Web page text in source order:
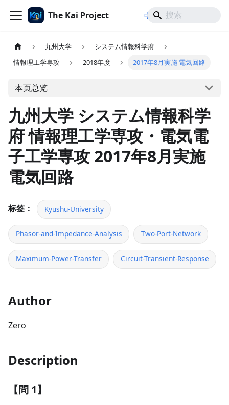
The Kai Project 中文/ 日本語
九州大学
システム情報科学府
情報理工学専攻
2018年度 2017年8月実施 電気回路
本页总览
九州大学 システム情報科学
府 情報理工学専攻・電気電
子工学専攻 2017年8月実施
電気回路
标签： Kyushu-University
Phasor-and-Impedance-Analysis Two-Port-Network
Maximum-Power-Transfer Circuit-Transient-Response
Author
Zero
Description
【問 1】